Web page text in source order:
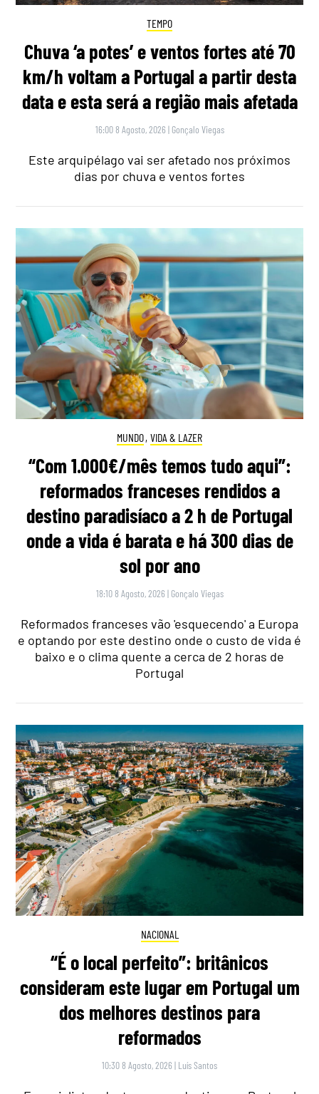
TEMPO
Chuva ‘a potes’ e ventos fortes até 70
km/h voltam a Portugal a partir desta
data e esta será a região mais afetada
16:00 8 Agosto, 2026 | Gonçalo Viegas
Este arquipélago vai ser afetado nos próximos
dias por chuva e ventos fortes
MUNDO, VIDA & LAZER
“Com 1.000€/mês temos tudo aqui”:
reformados franceses rendidos a
destino paradisíaco a 2 h de Portugal
onde a vida é barata e há 300 dias de
sol por ano
18:10 8 Agosto, 2026 | Gonçalo Viegas
Reformados franceses vão 'esquecendo' a Europa
e optando por este destino onde o custo de vida é
baixo e o clima quente a cerca de 2 horas de
Portugal
NACIONAL
“É o local perfeito”: britânicos
consideram este lugar em Portugal um
dos melhores destinos para
reformados
10:30 8 Agosto, 2026 | Luís Santos